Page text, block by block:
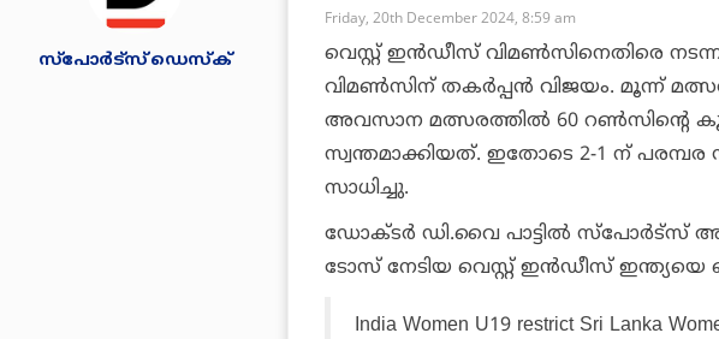
സ്പോര്‍ട്സ് ഡെസ്‌ക്
Friday, 20th December 2024, 8:59 am
വെസ്റ്റ് ഇന്‍ഡീസ് വിമണ്‍സിനെതിരെ നടന്ന
വിമണ്‍സിന് തകര്‍പ്പന്‍ വിജയം. മൂന്ന്
അവസാന മത്സരത്തില്‍ 60 റണ്‍സിന്റെ
സ്വന്തമാക്കിയത്. ഇതോടെ 2-1 ന് പരമ്പര
സാധിച്ചു.
ഡോക്ടര്‍ ഡി.വൈ പാട്ടില്‍ സ്‌പോര്‍ട്‌സ്
ടോസ് നേടിയ വെസ്റ്റ് ഇന്‍ഡീസ് ഇന്ത്യയെ
India Women U19 restrict Sri Lanka